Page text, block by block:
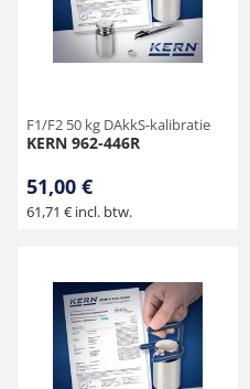
F1/F2 50 kg DAkkS-kalibratie
KERN 962-446R
51,00 €
61,71 € incl. btw.